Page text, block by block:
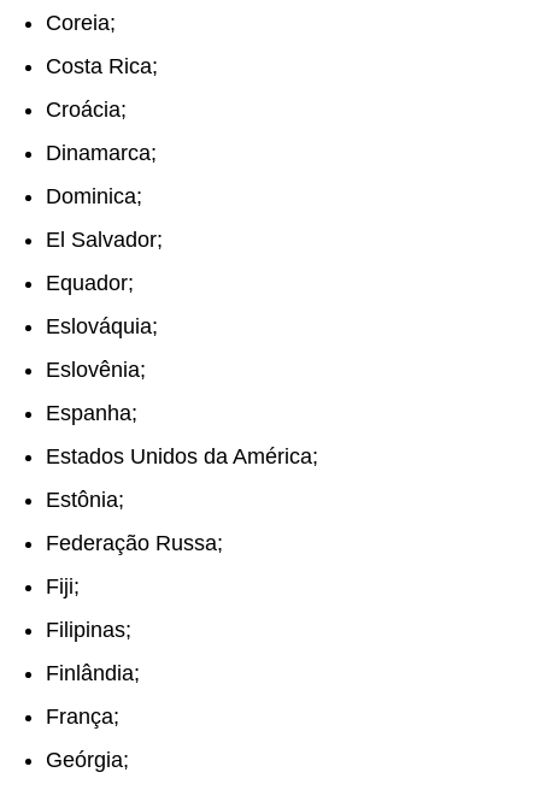
Coreia;
Costa Rica;
Croácia;
Dinamarca;
Dominica;
El Salvador;
Equador;
Eslováquia;
Eslovênia;
Espanha;
Estados Unidos da América;
Estônia;
Federação Russa;
Fiji;
Filipinas;
Finlândia;
França;
Geórgia;